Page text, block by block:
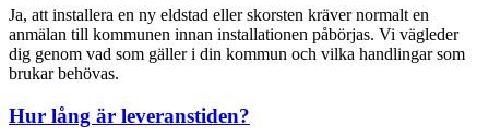
Ja, att installera en ny eldstad eller skorsten kräver normalt en
anmälan till kommunen innan installationen påbörjas. Vi vägleder
dig genom vad som gäller i din kommun och vilka handlingar som
brukar behövas.
Hur lång är leveranstiden?